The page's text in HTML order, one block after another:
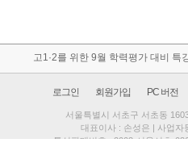
고1·2를 위한 9월 학력평가 대비 특
로그인 회원가입 PC 버전
서울특별시 서초구 서초동
대표이사 : 손성은 | 사업자
통신판매번호 : 2003-서울서초-